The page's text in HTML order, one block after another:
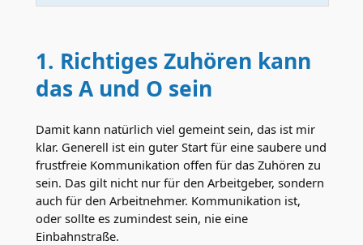
1. Richtiges Zuhören kann
das A und O sein
Damit kann natürlich viel gemeint sein, das ist mir
klar. Generell ist ein guter Start für eine saubere und
frustfreie Kommunikation offen für das Zuhören zu
sein. Das gilt nicht nur für den Arbeitgeber, sondern
auch für den Arbeitnehmer. Kommunikation ist,
oder sollte es zumindest sein, nie eine
Einbahnstraße.